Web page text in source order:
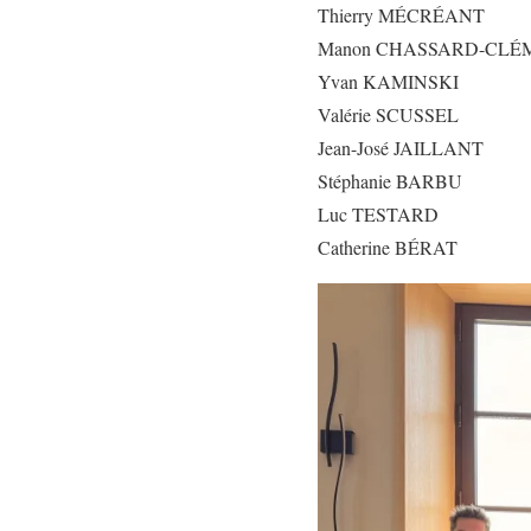
Thierry MÉCRÉANT
Manon CHASSARD-
Yvan KAMINSKI
Valérie SCUSSEL
Jean-José JAILLANT
Stéphanie BARBU
Luc TESTARD
Catherine BÉRAT